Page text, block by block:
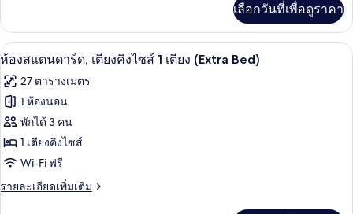
1
เตียง
(Grand
View
Penthouse)
เกี่ยว
กับ
ห้อง
ท,
เตียง
ไซส์
เตียง
(Grand
View
เลือกวันที่เพื่อดูราคา
เปิด
ภาพถ่าย
ทั้งหมด
ของ
ห้อง
สแตนดาร์ด,
เตียง
เครื่องนอนระดับพรีเมียม, ตู้นิรภัยในห้
6
ห้องสแตนดาร์ด, เตียงคิงไซส์ 1 เตียง (Extra Bed)
27 ตารางเมตร
1 ห้องนอน
พักได้ 3 คน
1 เตียงคิงไซส์
Wi-Fi ฟรี
รายละเอียดเพิ่มเติม
ราย